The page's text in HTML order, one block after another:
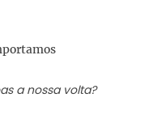
a nossa volta?